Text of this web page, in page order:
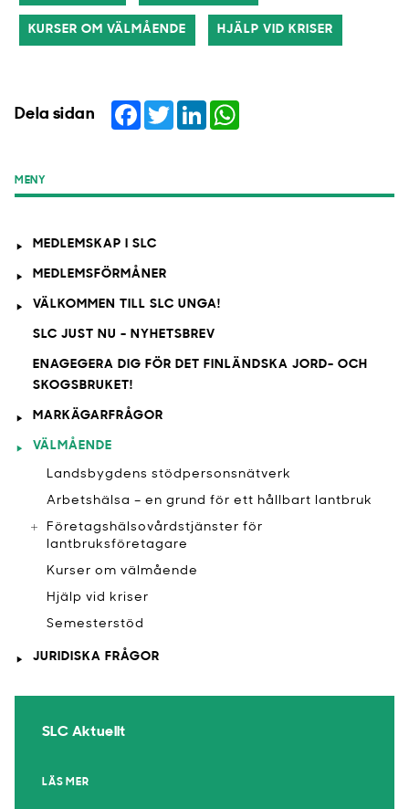
KURSER OM VÄLMÅENDE HJÄLP VID KRISER
Dela sidan Facebook
TwitterLinkedIn
MENY
MEDLEMSKAP I SLC
MEDLEMSFÖRMÅNER
VÄLKOMMEN TILL SLC UNGA!
SLC JUST NU - NYHETSBREV
ENAGEGERA DIG FÖR DET FINLÄNDSKA JORD- OCH
SKOGSBRUKET!
MARKÄGARFRÅGOR
VÄLMÅENDE
​Landsbygdens stödpersonsnätverk
Arbetshälsa – en grund för ett hållbart lantbruk
Företagshälsovårdstjänster för
lantbruksföretagare
Kurser om välmående
Hjälp vid kriser
​Semesterstöd
JURIDISKA FRÅGOR
SLC Aktuellt
LÄS MER